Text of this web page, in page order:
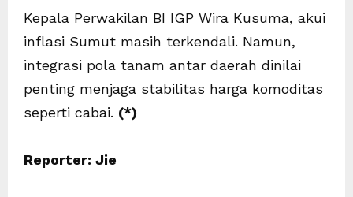
Kepala Perwakilan BI IGP Wira Kusuma, akui
inflasi Sumut masih terkendali. Namun,
integrasi pola tanam antar daerah dinilai
penting menjaga stabilitas harga komoditas
seperti cabai. (*)
Reporter: Jie